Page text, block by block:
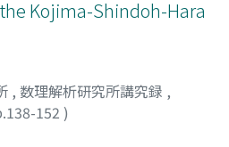
Kojima-Shindoh-Hara
, 数理解析研究所講究録 ,
152 )